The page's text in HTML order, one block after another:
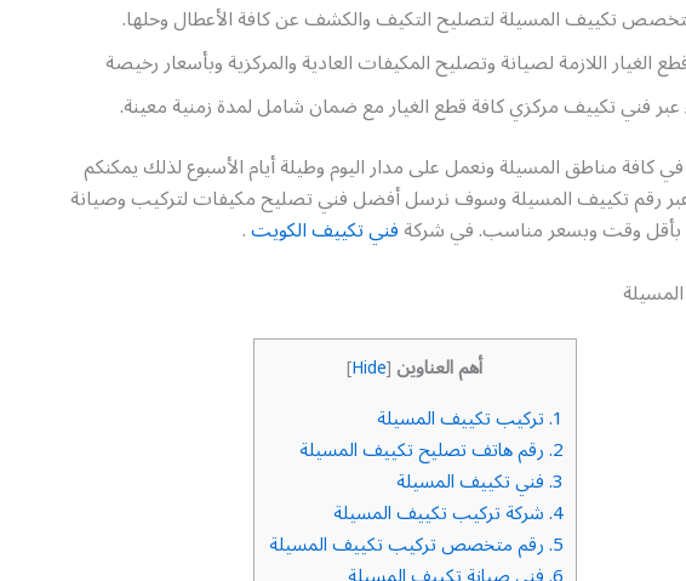
تكييف المسيلة لتصليح التكيف والكشف عن كافة الأعطال وحلها.
الغيار اللازمة لصيانة وتصليح المكيفات العادية والمركزية وبأسعار رخيصة
عبر فني تكييف مركزي كافة قطع الغيار مع ضمان شامل لمدة زمنية معينة.
كافة مناطق المسيلة ونعمل على مدار اليوم وطيلة أيام الأسبوع لذلك يمكنكم
رقم تكييف المسيلة وسوف نرسل أفضل فني تصليح مكيفات لتركيب وصيانة
بأقل وقت وبسعر مناسب. في شركةفني تكييف الكويت.
أهم العناوين [
Hide
]
1. تركيب تكييف المسيلة
2. رقم هاتف تصليح تكييف المسيلة
3. فني تكييف المسيلة
4. شركة تركيب تكييف المسيلة
5. رقم متخصص تركيب تكييف المسيلة